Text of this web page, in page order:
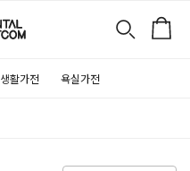
생활가전 욕실가전